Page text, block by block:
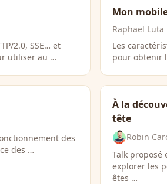
2.0, SSE… et
utiliser au …
Mon
Raphaël Luta
Les
pour obtenir
des
des …
À la
tête
Robin
Talk proposé
explorer les
êtes …